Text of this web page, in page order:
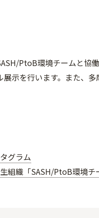
PtoB環境チームと協
展示を行います。また、
グラム
組織「SASH/PtoB環境チ